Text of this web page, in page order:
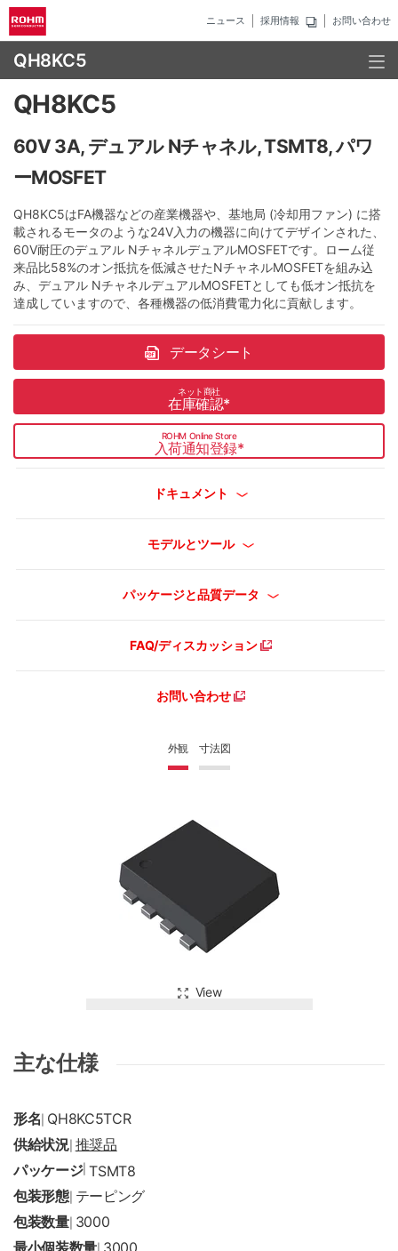
ニュース 採用情報 お問い合わせ
QH8KC5
外観 寸法図
View
QH8KC5
60V 3A, デュアル Nチャネル, TSMT8, パワ
ーMOSFET
QH8KC5はFA機器などの産業機器や、基地局 (冷却用ファン) に搭
載されるモータのような24V入力の機器に向けてデザインされた、
60V耐圧のデュアル NチャネルデュアルMOSFETです。ローム従
来品比58%のオン抵抗を低減させたNチャネルMOSFETを組み込
み、デュアル NチャネルデュアルMOSFETとしても低オン抵抗を
達成していますので、各種機器の低消費電力化に貢献します。
データシート
ネット商社
在庫確認*
ROHM Online Store
入荷通知登録*
ドキュメント
モデルとツール
パッケージと品質データ
FAQ/ディスカッション
お問い合わせ
主な仕様
形名 QH8KC5TCR
供給状況| 推奨品
パッケージ|TSMT8
包装形態| テーピング
包装数量| 3000
最小個装数量 3000